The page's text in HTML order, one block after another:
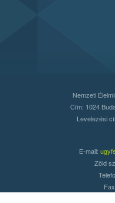
Nemzeti
Cím: 1024
Levelezési
E-mail:
Zöld